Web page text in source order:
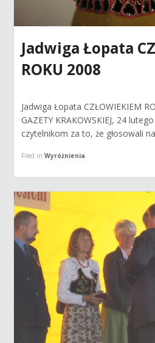
Jadwiga Łopata
ROKU 2008
Jadwiga Łopata CZŁOWIEKIEM
GAZETY KRAKOWSKIEJ, 24
czytelnikom za to, że głosowali
Filed inWyróżnienia